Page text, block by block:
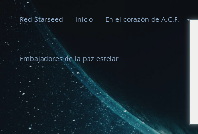
Red Starseed Inicio En el corazón de A.C.F.
Embajadores de la paz estelar